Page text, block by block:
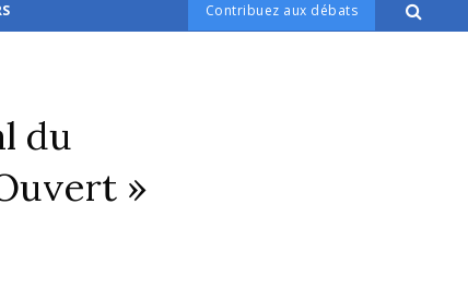
Contribuez aux débats
du
»